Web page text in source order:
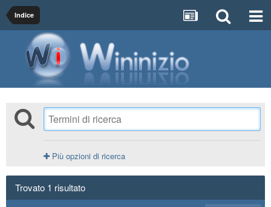
Indice
Più opzioni di ricerca
Trovato 1 risultato